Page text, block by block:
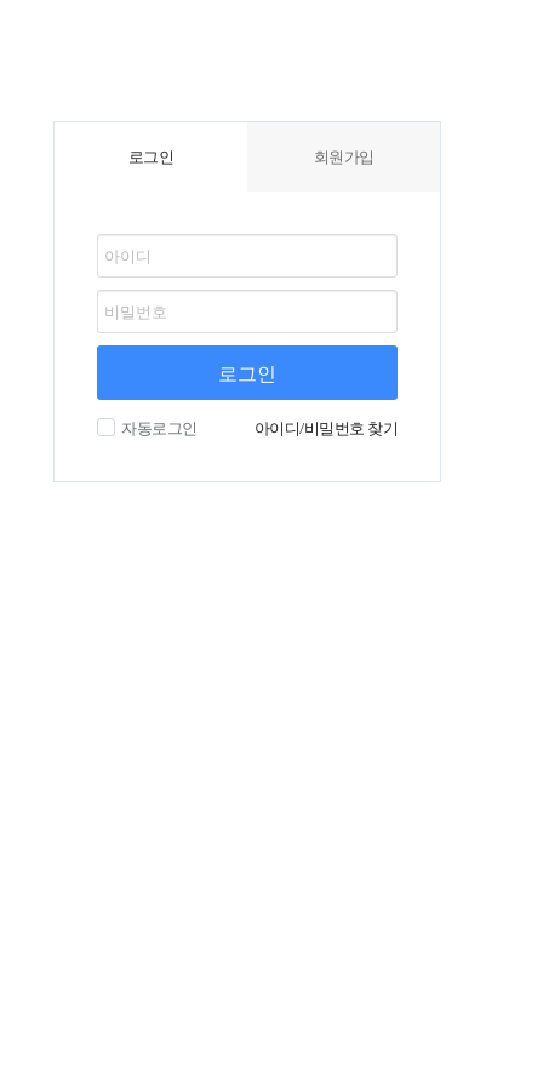
로그인 회원가입
로그인
자동로그인 아이디/비밀번호 찾기